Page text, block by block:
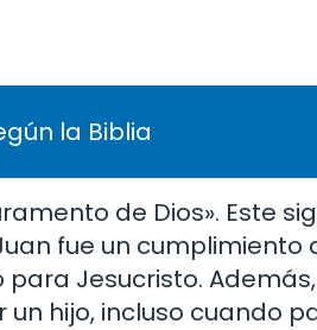
la Biblia
de Dios». Este
fue un
Jesucristo.
hijo, incluso cuando